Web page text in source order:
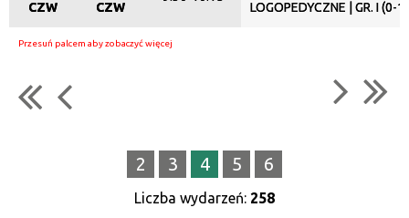
CZW
CZW
LOGOPEDYCZNE | GR. I (0-
2 3 4 5 6
Liczba wydarzeń: 258